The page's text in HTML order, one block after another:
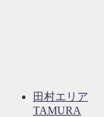
田村エリア
TAMURA